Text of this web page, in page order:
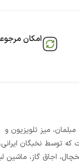
امکان
مبلمان، میز
توسط نخبگان
یخچال، اجاق گاز،